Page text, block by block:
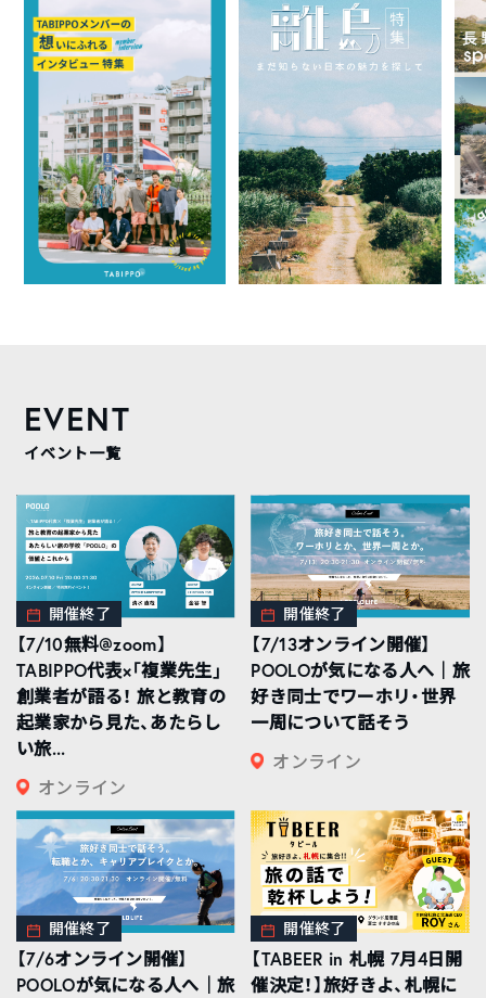
EVENT
イベント一覧
開催終了
【7/10無料@zoom】
TABIPPO代表×「複業先生」
創業者が語る！ 旅と教育の
起業家から見た、あたらし
い旅...
オンライン
開催終了
【7/13オンライン開催】
POOLOが気になる人へ｜旅
好き同士でワーホリ・世界
一周について話そう
オンライン
開催終了
【7/6オンライン開催】
POOLOが気になる人へ｜旅
開催終了
【TABEER in 札幌 7月4日開
催決定！】旅好きよ、札幌に